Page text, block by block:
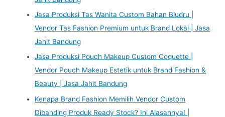
Jasa Produksi Tas Wanita Custom Bahan Bludru |
Vendor Tas Fashion Premium untuk Brand Lokal | Jasa
Jahit Bandung
Jasa Produksi Pouch Makeup Custom Coquette |
Vendor Pouch Makeup Estetik untuk Brand Fashion &
Beauty | Jasa Jahit Bandung
Kenapa Brand Fashion Memilih Vendor Custom
Dibanding Produk Ready Stock? Ini Alasannya! |